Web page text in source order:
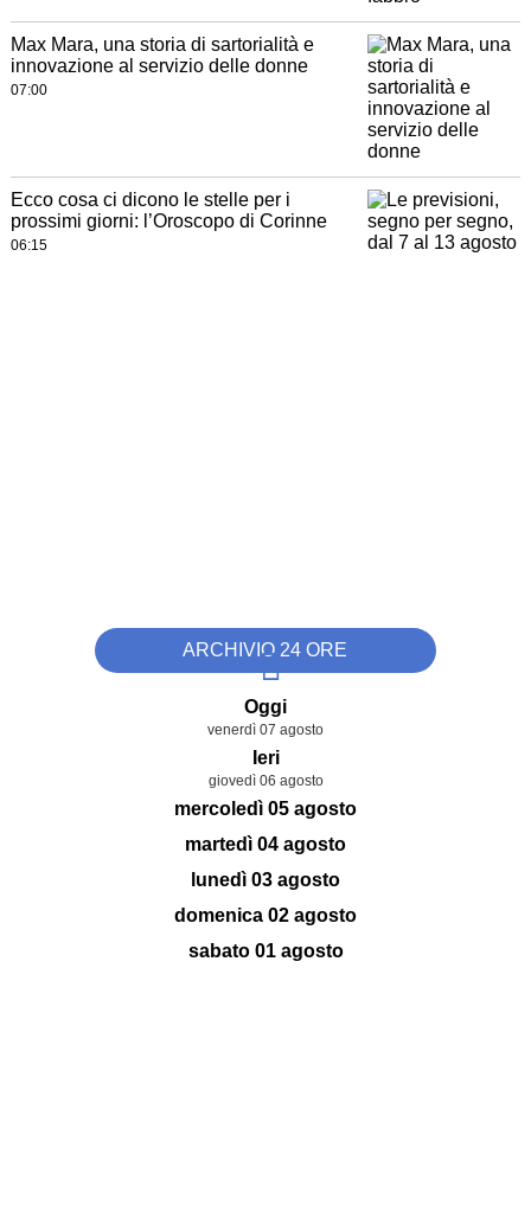
Max Mara, una storia di sartorialità e
innovazione al servizio delle donne
07:00
Ecco cosa ci dicono le stelle per i
prossimi giorni: l’Oroscopo di Corinne
06:15
ARCHIVIO 24 ORE
Oggi
venerdì 07 agosto
Ieri
giovedì 06 agosto
mercoledì 05 agosto
martedì 04 agosto
lunedì 03 agosto
domenica 02 agosto
sabato 01 agosto